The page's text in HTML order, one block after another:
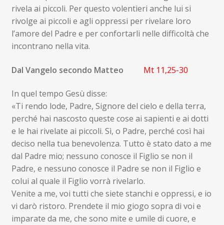
rivela ai piccoli. Per questo volentieri anche lui si
rivolge ai piccoli e agli oppressi per rivelare loro
l’amore del Padre e per confortarli nelle difficoltà che
incontrano nella vita.
Dal Vangelo secondo Matteo Mt 11,25-30
In quel tempo Gesù disse:
«Ti rendo lode, Padre, Signore del cielo e della terra,
perché hai nascosto queste cose ai sapienti e ai dotti
e le hai rivelate ai piccoli. Sì, o Padre, perché così hai
deciso nella tua benevolenza. Tutto è stato dato a me
dal Padre mio; nessuno conosce il Figlio se non il
Padre, e nessuno conosce il Padre se non il Figlio e
colui al quale il Figlio vorrà rivelarlo.
Venite a me, voi tutti che siete stanchi e oppressi, e io
vi darò ristoro. Prendete il mio giogo sopra di voi e
imparate da me, che sono mite e umile di cuore, e